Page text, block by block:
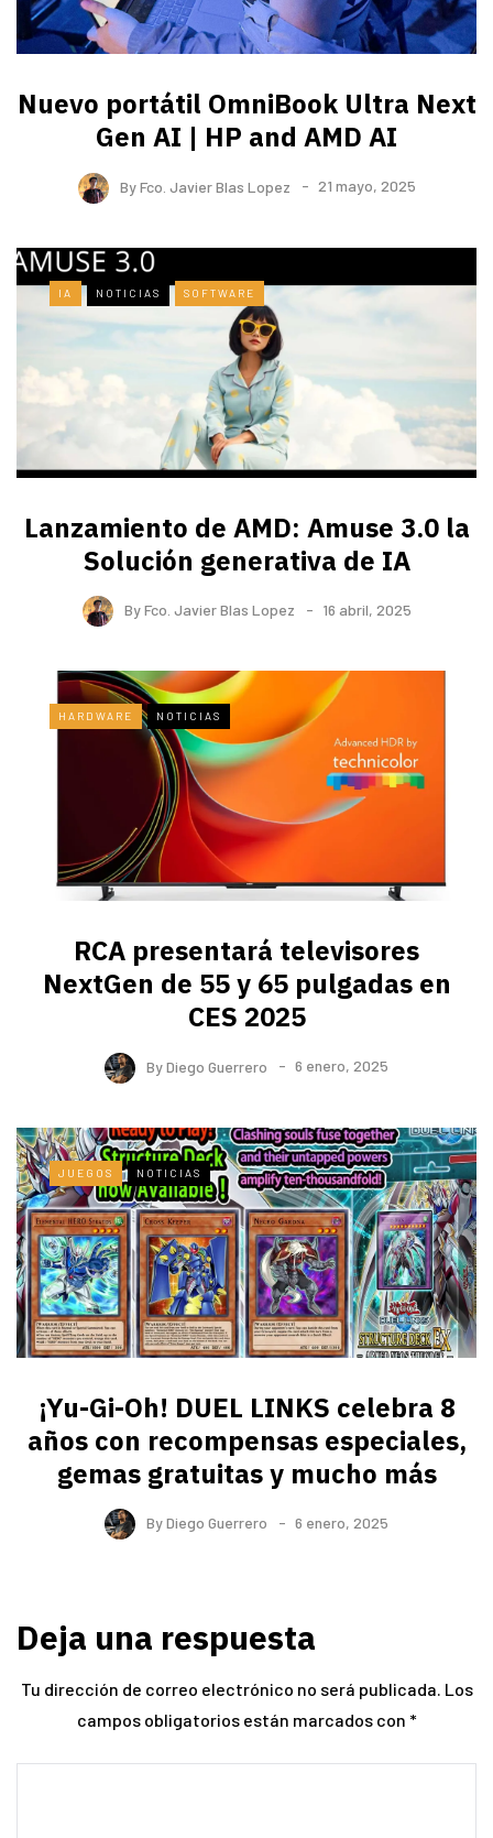
Nuevo portátil OmniBook Ultra ​Next
Gen AI | HP and AMD AI
ByFco. Javier Blas Lopez 21 mayo, 2025
IA NOTICIAS SOFTWARE
Lanzamiento de AMD: Amuse 3.0 la
Solución generativa de IA
ByFco. Javier Blas Lopez 16 abril, 2025
HARDWARE NOTICIAS
RCA presentará televisores
NextGen de 55 y 65 pulgadas en
CES 2025
ByDiego Guerrero 6 enero, 2025
JUEGOS NOTICIAS
¡Yu-Gi-Oh! DUEL LINKS celebra 8
años con recompensas especiales,
gemas gratuitas y mucho más
ByDiego Guerrero 6 enero, 2025
Deja una respuesta
Tu dirección de correo electrónico no será publicada. Los
campos obligatorios están marcados con *